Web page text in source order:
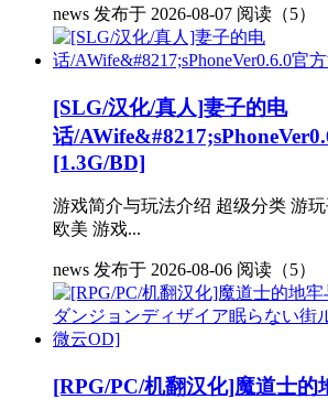
news 发布于 2026-08-07 阅读（5）
[SLG/汉化/真人]妻子的电
话/
[1.3G/BD]
游戏简介与玩法介绍 超级分类 游
欧美 游戏...
news 发布于 2026-08-06 阅读（5）
[RPG/PC/机翻汉化]魔道士的